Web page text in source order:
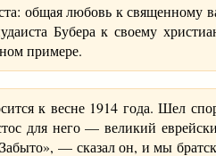
общая любовь к священному
Бубера к своему
примере.
к весне 1914 года. Шел
для него — великий
— сказал он, и мы